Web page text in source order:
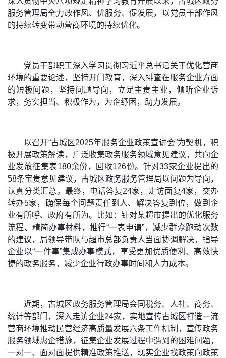
服务管理局全力改作风、优服务、促发展，以党员干部作风
的持续转变带动营商环境的持续优化。
党员干部职工深入学习贯彻习近平总书记关于优化营商
环境的重要论述，坚持开门教育，深入排查在服务企业方面
的短板问题，坚持问题导向，立足主责主业，倾听企业诉
求，务实担当、积极作为，为企纾困，助力发展。
以召开“古城区2025年服务企业政策宣讲会”为契机，积
极开展政策解读，广泛收集政务服务领域意见建议，共向企
业发放征集表180余份，回收126份。针对33家企业提出的
58条宝贵意见建议，古城区政务服务管理局以问题为导向，
认真分类汇总。最终，电话答复24家，走访面复4家，交办
转办5家，确保每个问题责任到人、解决答复到位，做到企
业有所呼、政府有所为。比如：针对某超市提出的优化服务
流程、精简办事材料，推行“一表申请”，减少群众跑动次数
的建议，局领导带队与超市总部负责人当面协调解决，指导
企业以“一件事”集成办事模式，享受更加优质便利、高效快
捷的政务服务，减少企业行政办事时间和人力成本。
近期，古城区政务服务管理局会同税务、人社、商务、
统计等部门，深入走访企业24家，实地宣传古城区打造一流
营商环境推动民营经济高质量发展六条工作机制，宣传政务
服务领域惠企措施，征集企业发展过程中遇到的困难问题，
一对一、面对面提供精准政策推送，现实企业找政策向政策